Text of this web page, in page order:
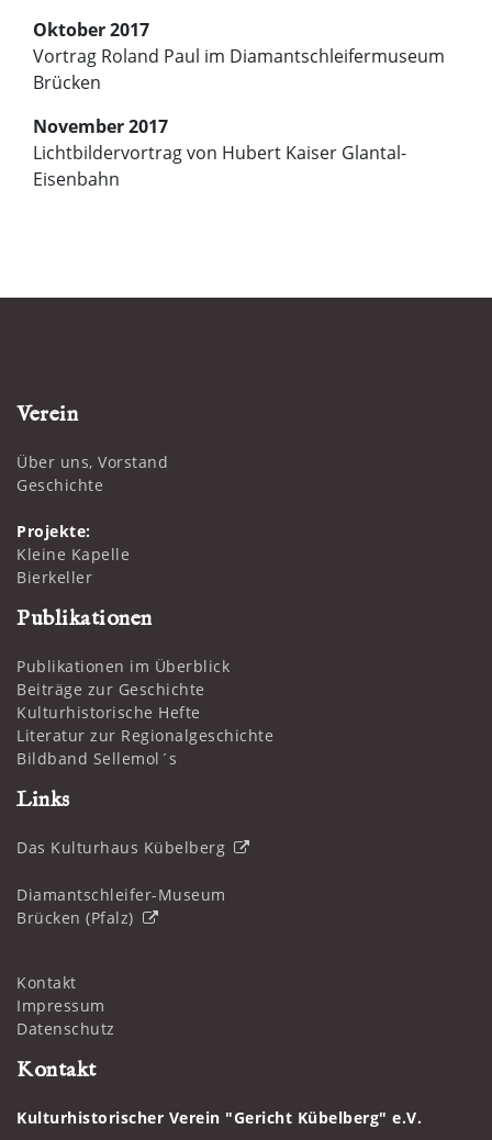
Oktober 2017
Vortrag Roland Paul im Diamantschleifermuseum
Brücken
November 2017
Lichtbildervortrag von Hubert Kaiser Glantal-
Eisenbahn
Verein
Über uns, Vorstand
Geschichte
Projekte:
Kleine Kapelle
Bierkeller
Publikationen
Publikationen im Überblick
Beiträge zur Geschichte
Kulturhistorische Hefte
Literatur zur Regionalgeschichte
Bildband Sellemol´s
Links
Das Kulturhaus Kübelberg
Diamantschleifer-Museum
Brücken (Pfalz)
Kontakt
Impressum
Datenschutz
Kontakt
Kulturhistorischer Verein "Gericht Kübelberg" e.V.